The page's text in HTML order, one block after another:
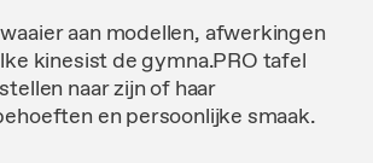
aan modellen, afwerkingen
kinesist de gymna.PRO tafel
naar zijn of haar
en persoonlijke smaak.